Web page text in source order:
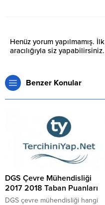
Henüz yorum yapılmamış.
aracılığıyla siz yapabilirsiniz.
Benzer Konular
DGS Çevre Mühendisliği
2017 2018 Taban Puanları
DGS çevre mühendisliği hangi